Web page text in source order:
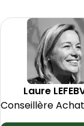
Laure
Conseillère